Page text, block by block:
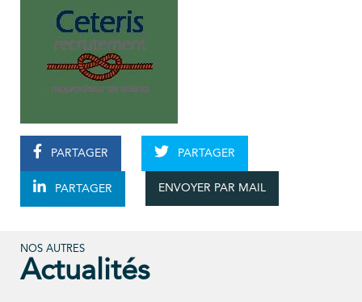
PARTAGER PARTAGER
PARTAGER ENVOYER PAR MAIL
NOS AUTRES
Actualités